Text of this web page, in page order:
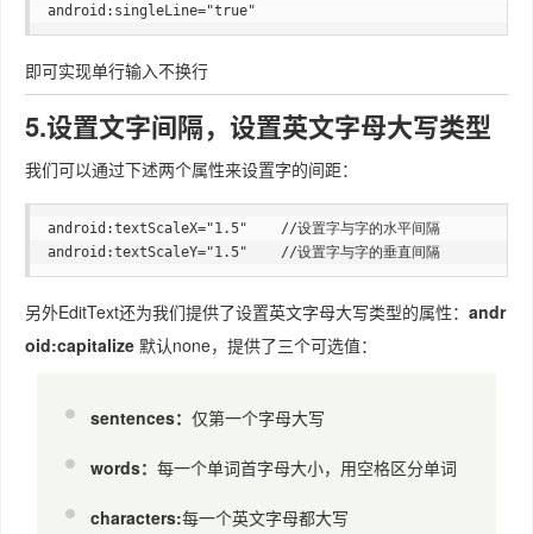
android:singleLine="true"
即可实现单行输入不换行
5.设置文字间隔，设置英文字母大写类型
我们可以通过下述两个属性来设置字的间距：
android:textScaleX="1.5"    //设置字与字的水平间隔
另外EditText还为我们提供了设置英文字母大写类型的属性： andr
oid:capitalize 默认none，提供了三个可选值：
sentences： 仅第一个字母大写
words： 每一个单词首字母大小，用空格区分单词
characters:每一个英文字母都大写